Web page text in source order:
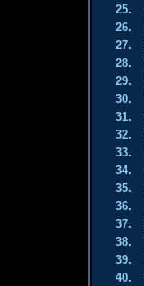
25.
26.
27.
28.
29.
30.
31.
32.
33.
34.
35.
36.
37.
38.
39.
40.